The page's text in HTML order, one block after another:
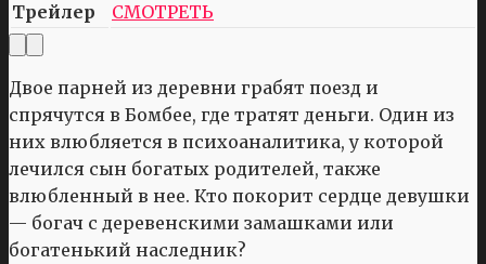
Трейлер
СМОТРЕТЬ
Двое парней из деревни грабят поезд и
спрячутся в Бомбее, где тратят деньги. Один из
них влюбляется в психоаналитика, у которой
лечился сын богатых родителей, также
влюбленный в нее. Кто покорит сердце девушки
— богач с деревенскими замашками или
богатенький наследник?